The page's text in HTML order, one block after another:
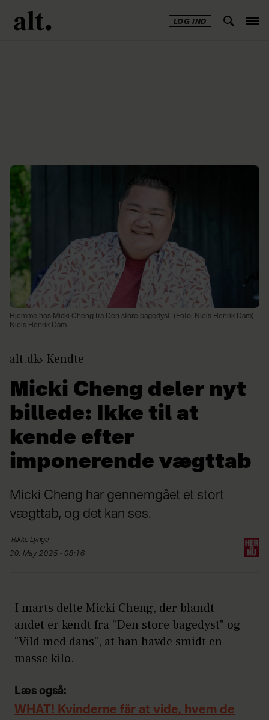
LOG IND
Hjemme hos Micki Cheng fra Den store bagedyst. (Foto: Niels Henrik Dam)
Niels Henrik Dam
alt.dk Kendte
Micki Cheng deler nyt
billede: Ikke til at
kende efter
imponerende vægttab
Micki Cheng har gennemgået et stort
vægttab, og det kan ses.
Rikke Lynge
30. May 2025 - 08:16
I marts delte Micki Cheng, der blandt
andet er kendt fra "Den store bagedyst" og
"Vild med dans", at han havde smidt en
masse kilo.
Læs også:
WHAT! Kvinderne får at vide, hvem de